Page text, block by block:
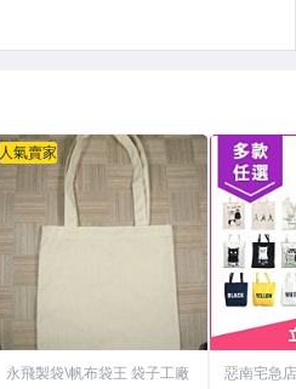
人氣賣家
永飛製袋\帆布袋王 袋子工廠 惡南宅急店